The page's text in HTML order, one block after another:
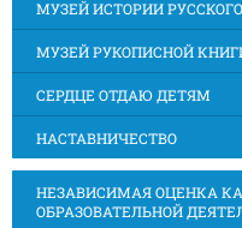
МУЗЕЙ ИСТОРИИ
МУЗЕЙ РУКОПИСНОЙ
СЕРДЦЕ ОТДАЮ ДЕТЯМ
НАСТАВНИЧЕСТВО
НЕЗАВИСИМАЯ ОЦЕНКА
ОБРАЗОВАТЕЛЬНОЙ